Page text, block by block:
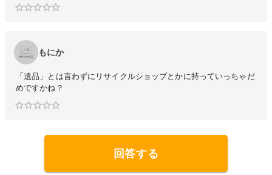
もにか
「遺品」とは言わずにリサイクルショップとかに持っていっちゃだ
めですかね？
回答する